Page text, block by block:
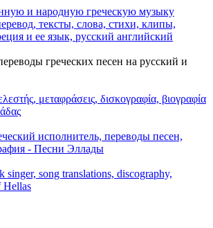
греческих песен на русский и